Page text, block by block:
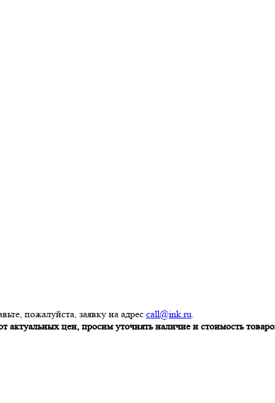
пожалуйста, заявку на адрес call@ink.ru.
актуальных цен, просим уточнять наличие и стоимость